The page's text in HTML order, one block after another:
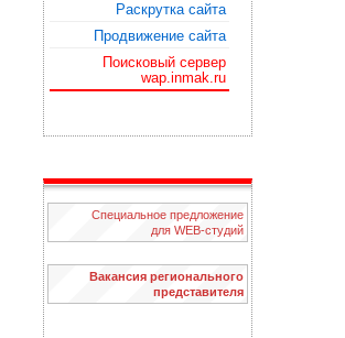
Раскрутка сайта
Продвижение сайта
Поисковый сервер
wap.inmak.ru
Специальное предложение
для WЕB-студий
Вакансия регионального
представителя